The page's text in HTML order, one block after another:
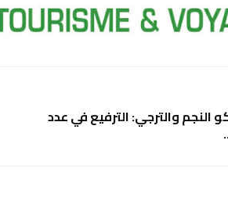
النجم والترجي: الترفيع في عدد